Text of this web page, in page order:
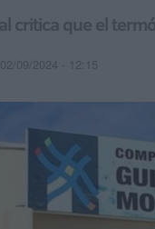
critica que el
02/09/2024 - 12:15